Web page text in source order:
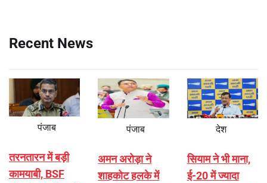
Recent News
पंजाब
तरनतारन में बड़ी
कामयाबी, BSF
पंजाब
अमन अरोड़ा ने
शाहकोट हलके में
देश
सियाम ने भी माना,
ई-20 में ज्यादा